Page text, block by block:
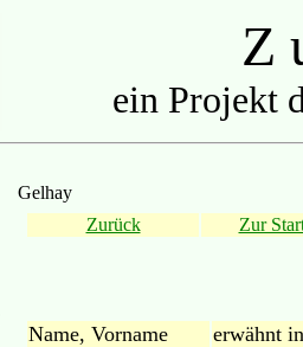
Z
ein Projekt
Gelhay
Zurück
Zur
Name, Vorname erwähnt in